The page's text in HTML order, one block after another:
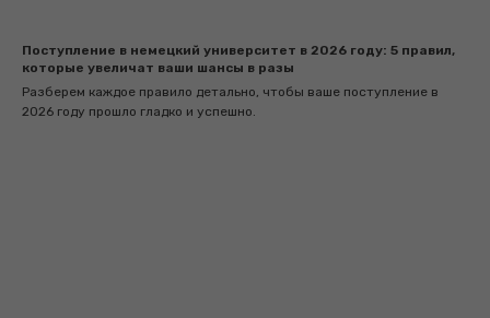
Поступление в немецкий университет в 2026 году: 5 правил,
которые увеличат ваши шансы в разы
Разберем каждое правило детально, чтобы ваше поступление в
2026 году прошло гладко и успешно.